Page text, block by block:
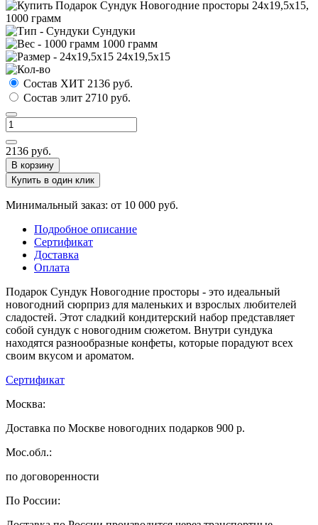
Сундуки
1000 грамм
24х19,5х15
Состав ХИТ 2136 руб.
Состав элит 2710 руб.
2136 руб.
В корзину
Купить в один клик
Минимальный заказ: от 10 000 руб.
Подробное описание
Сертификат
Доставка
Оплата
Подарок Сундук Новогодние просторы - это идеальный
новогодний сюрприз для маленьких и взрослых любителей
сладостей. Этот сладкий кондитерский набор представляет
собой сундук с новогодним сюжетом. Внутри сундука
находятся разнообразные конфеты, которые порадуют всех
своим вкусом и ароматом.
Сертификат
Москва:
Доставка по Москве новогодних подарков 900 р.
Мос.обл.:
по договоренности
По России: